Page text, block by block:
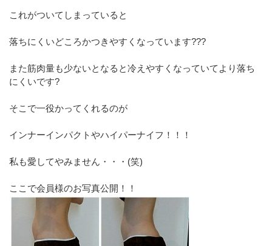
これがついてしまっていると
落ちにくいどころかつきやすくなっています???
また筋肉量も少ないとなると冷えやすくなっていてより落ち
にくいです?
そこで一役かってくれるのが
インナーインパクトやハイパーナイフ！！！
私も愛してやみません・・・(笑)
ここで会員様のお写真公開！！